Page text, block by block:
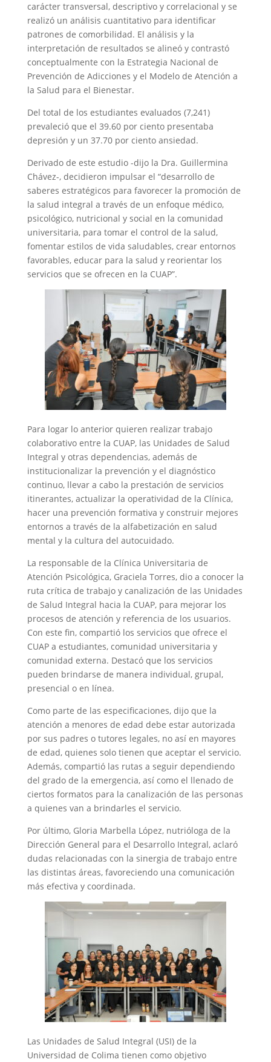
carácter transversal, descriptivo y correlacional y se
realizó un análisis cuantitativo para identificar
patrones de comorbilidad. El análisis y la
interpretación de resultados se alineó y contrastó
conceptualmente con la Estrategia Nacional de
Prevención de Adicciones y el Modelo de Atención a
la Salud para el Bienestar.
Del total de los estudiantes evaluados (7,241)
prevaleció que el 39.60 por ciento presentaba
depresión y un 37.70 por ciento ansiedad.
Derivado de este estudio -dijo la Dra. Guillermina
Chávez-, decidieron impulsar el “desarrollo de
saberes estratégicos para favorecer la promoción de
la salud integral a través de un enfoque médico,
psicológico, nutricional y social en la comunidad
universitaria, para tomar el control de la salud,
fomentar estilos de vida saludables, crear entornos
favorables, educar para la salud y reorientar los
servicios que se ofrecen en la CUAP”.
Para logar lo anterior quieren realizar trabajo
colaborativo entre la CUAP, las Unidades de Salud
Integral y otras dependencias, además de
institucionalizar la prevención y el diagnóstico
continuo, llevar a cabo la prestación de servicios
itinerantes, actualizar la operatividad de la Clínica,
hacer una prevención formativa y construir mejores
entornos a través de la alfabetización en salud
mental y la cultura del autocuidado.
La responsable de la Clínica Universitaria de
Atención Psicológica, Graciela Torres, dio a conocer la
ruta crítica de trabajo y canalización de las Unidades
de Salud Integral hacia la CUAP, para mejorar los
procesos de atención y referencia de los usuarios.
Con este fin, compartió los servicios que ofrece el
CUAP a estudiantes, comunidad universitaria y
comunidad externa. Destacó que los servicios
pueden brindarse de manera individual, grupal,
presencial o en línea.
Como parte de las especificaciones, dijo que la
atención a menores de edad debe estar autorizada
por sus padres o tutores legales, no así en mayores
de edad, quienes solo tienen que aceptar el servicio.
Además, compartió las rutas a seguir dependiendo
del grado de la emergencia, así como el llenado de
ciertos formatos para la canalización de las personas
a quienes van a brindarles el servicio.
Por último, Gloria Marbella López, nutrióloga de la
Dirección General para el Desarrollo Integral, aclaró
dudas relacionadas con la sinergia de trabajo entre
las distintas áreas, favoreciendo una comunicación
más efectiva y coordinada.
Las Unidades de Salud Integral (USI) de la
Universidad de Colima tienen como objetivo